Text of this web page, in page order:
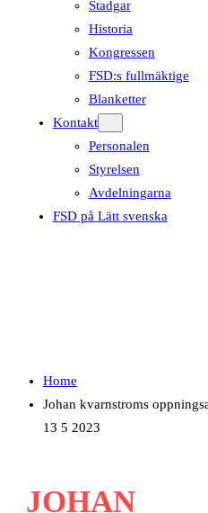
Stadgar
Historia
Kongressen
FSD:s fullmäktige
Blanketter
Kontakt
Personalen
Styrelsen
Avdelningarna
FSD på Lätt svenska
Home
Johan kvarnstroms
13 5 2023
JOHAN